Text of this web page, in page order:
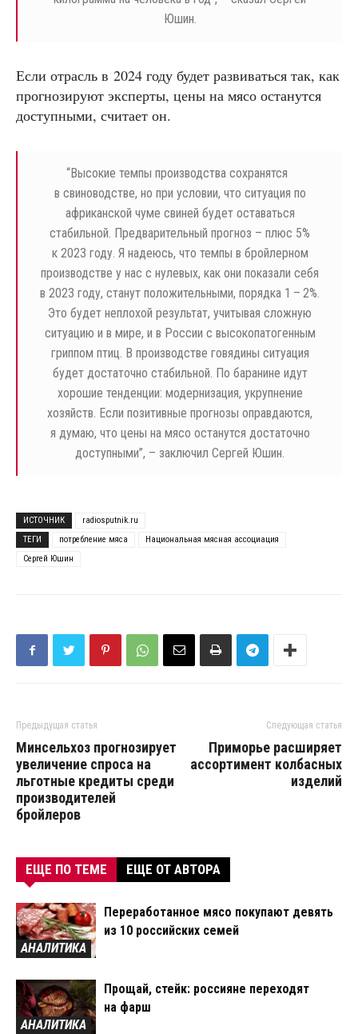
Юшин.
Если отрасль в 2024 году будет развиваться так, как
прогнозируют эксперты, цены на мясо останутся
доступными, считает он.
“Высокие темпы производства сохранятся
в свиноводстве, но при условии, что ситуация по
африканской чуме свиней будет оставаться
стабильной. Предварительный прогноз – плюс 5%
к 2023 году. Я надеюсь, что темпы в бройлерном
производстве у нас с нулевых, как они показали себя
в 2023 году, станут положительными, порядка 1 – 2%.
Это будет неплохой результат, учитывая сложную
ситуацию и в мире, и в России с высокопатогенным
гриппом птиц. В производстве говядины ситуация
будет достаточно стабильной. По баранине идут
хорошие тенденции: модернизация, укрупнение
хозяйств. Если позитивные прогнозы оправдаются,
я думаю, что цены на мясо останутся достаточно
доступными”, – заключил Сергей Юшин.
ИСТОЧНИК
radiosputnik.ru
ТЕГИ
потребление мяса
Национальная мясная ассоциация
Сергей Юшин
Предыдущая статья
Минсельхоз прогнозирует
увеличение спроса на
льготные кредиты среди
производителей
бройлеров
Следующая статья
Приморье расширяет
ассортимент колбасных
изделий
ЕЩЕ ПО ТЕМЕ ЕЩЕ ОТ АВТОРА
АНАЛИТИКА
Переработанное мясо покупают девять
из 10 российских семей
АНАЛИТИКА
Прощай, стейк: россияне переходят
на фарш